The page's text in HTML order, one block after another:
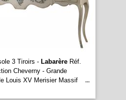
3 Tiroirs - LabarèreRéf.
Cheverny - Grande
Louis XV Merisier Massif
...